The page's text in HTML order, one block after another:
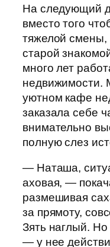
На следующий
вместо того
тяжелой смены,
старой
много лет
недвижимости.
уютном кафе
заказала себе
внимательно
полную слез
— Наташа,
аховая, —
размешивая
за прямоту,
Зять наглый.
— у нее